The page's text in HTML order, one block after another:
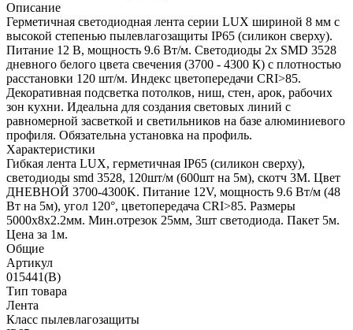
Описание
Герметичная светодиодная лента серии LUX шириной 8 мм с
высокой степенью пылевлагозащиты IP65 (силикон сверху).
Питание 12 В, мощность 9.6 Вт/м. Светодиоды 2х SMD 3528
дневного белого цвета свечения (3700 - 4300 К) с плотностью
расстановки 120 шт/м. Индекс цветопередачи CRI>85.
Декоративная подсветка потолков, ниш, стен, арок, рабочих
зон кухни. Идеальна для создания световых линий с
равномерной засветкой и светильников на базе алюминиевого
профиля. Обязательна установка на профиль.
Характеристики
Гибкая лента LUX, герметичная IP65 (силикон сверху),
светодиоды smd 3528, 120шт/м (600шт на 5м), скотч 3М. Цвет
ДНЕВНОЙ 3700-4300K. Питание 12V, мощность 9.6 Вт/м (48
Вт на 5м), угол 120°, цветопередача CRI>85. Размеры
5000х8x2.2мм. Мин.отрезок 25мм, 3шт светодиода. Пакет 5м.
Цена за 1м.
Общие
Артикул
015441(B)
Тип товара
Лента
Класс пылевлагозащиты